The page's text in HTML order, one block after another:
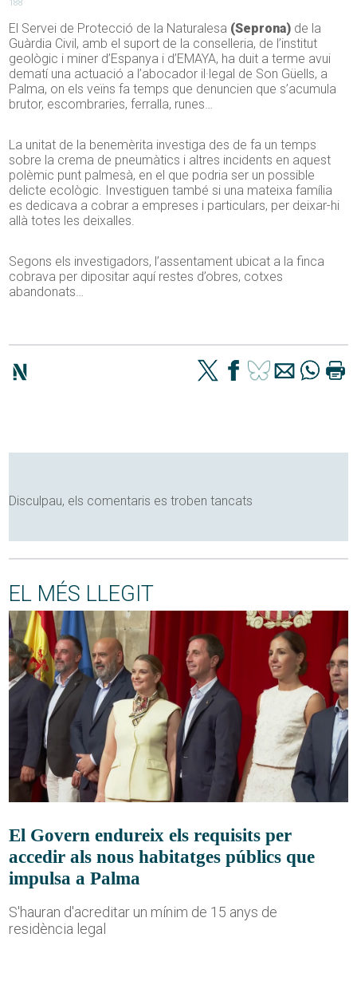
188
El Servei de Protecció de la Naturalesa (Seprona) de la
Guàrdia Civil, amb el suport de la conselleria, de l’institut
geològic i miner d’Espanya i d’EMAYA, ha duit a terme avui
dematí una actuació a l’abocador il·legal de Son Güells, a
Palma, on els veïns fa temps que denuncien que s’acumula
brutor, escombraries, ferralla, runes…
La unitat de la benemèrita investiga des de fa un temps
sobre la crema de pneumàtics i altres incidents en aquest
polèmic punt palmesà, en el que podria ser un possible
delicte ecològic. Investiguen també si una mateixa família
es dedicava a cobrar a empreses i particulars, per deixar-hi
allà totes les deixalles.
Segons els investigadors, l’assentament ubicat a la finca
cobrava per dipositar aquí restes d’obres, cotxes
abandonats…
Disculpau, els comentaris es troben tancats
EL MÉS LLEGIT
El Govern endureix els requisits per
accedir als nous habitatges públics que
impulsa a Palma
S'hauran d'acreditar un mínim de 15 anys de
residència legal